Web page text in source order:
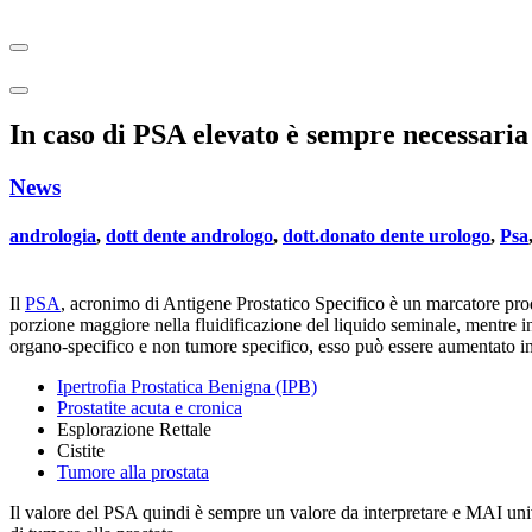
In caso di PSA elevato è sempre
News
andrologia, dott dente andrologo, dott.donato dente urologo, Psa,
Il PSA, acronimo di Antigene Prostatico Specifico è un marcatore
porzione maggiore nella fluidificazione del liquido seminale, mentre
organo-specifico e non tumore specifico, esso può essere aumentato
Ipertrofia Prostatica Benigna (IPB)
Prostatite acuta e cronica
Esplorazione Rettale
Cistite
Tumore alla prostata
Il valore del PSA quindi è sempre un valore da interpretare e MAI